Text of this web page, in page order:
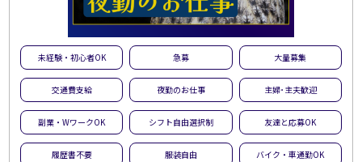
未経験・初心者OK 急募 大量募集
交通費支給 夜勤のお仕事 主婦･主夫歓迎
副業・WワークOK シフト自由選択制 友達と応募OK
履歴書不要 服装自由 バイク・車通勤OK